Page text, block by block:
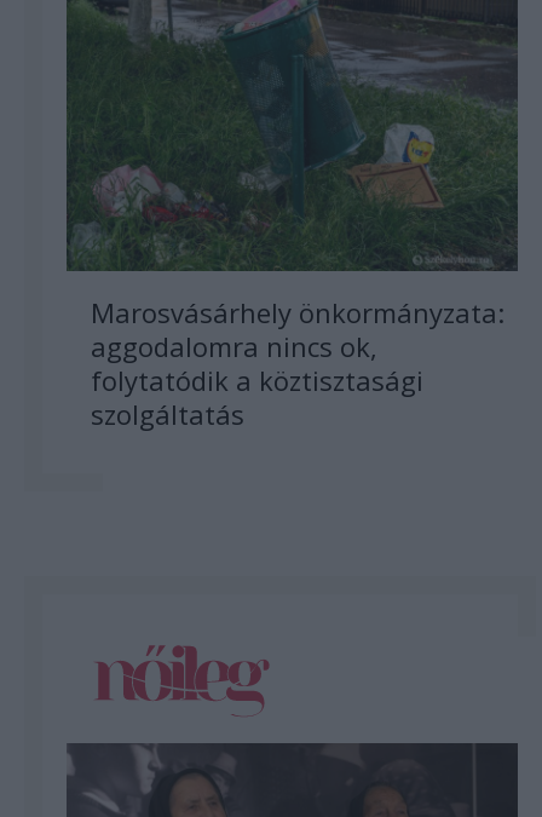
Marosvásárhely önkormányzata:
aggodalomra nincs ok,
folytatódik a köztisztasági
szolgáltatás